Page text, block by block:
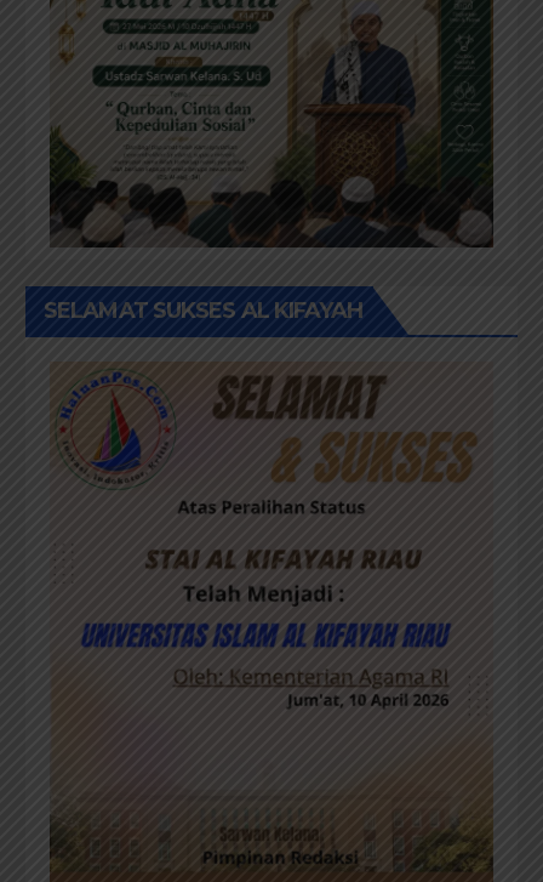
SELAMAT SUKSES AL KIFAYAH